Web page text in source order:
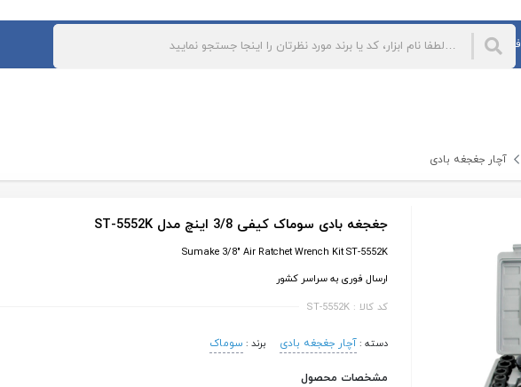
فروش همکاری فروش شرکتی و سازمانی ارتباط با ما برند ها بلاگ
آچار جغجغه بادی
جغجغه بادی سوماک کیفی 3/8 اینچ مدل ST-5552K
Sumake 3/8" Air Ratchet Wrench Kit ST-5552K
ارسال فوری به سراسر کشور
کد کالا : ST-5552K
دسته : آچار جغجغه بادی برند : سوماک
مشخصات محصول